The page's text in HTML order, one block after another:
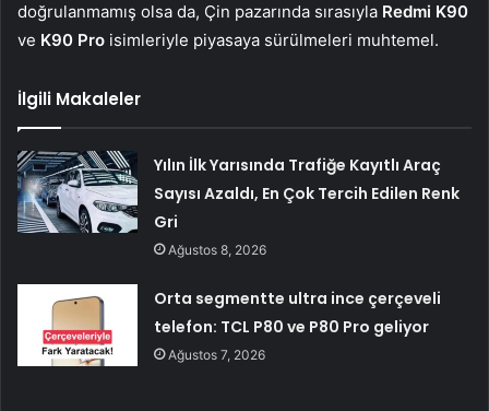
doğrulanmamış olsa da, Çin pazarında sırasıyla Redmi K90
ve K90 Pro isimleriyle piyasaya sürülmeleri muhtemel.
İlgili Makaleler
Yılın İlk Yarısında Trafiğe Kayıtlı Araç
Sayısı Azaldı, En Çok Tercih Edilen Renk
Gri
Ağustos 8, 2026
Orta segmentte ultra ince çerçeveli
telefon: TCL P80 ve P80 Pro geliyor
Ağustos 7, 2026